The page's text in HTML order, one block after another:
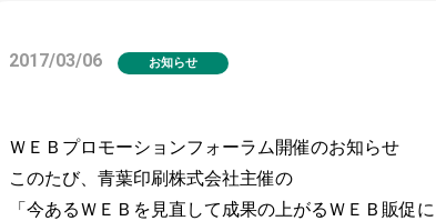
2017/03/06 お知らせ
ＷＥＢプロモーションフォーラム開催のお知らせ
このたび、青葉印刷株式会社主催の
「今あるＷＥＢを見直して成果の上がるＷＥＢ販促